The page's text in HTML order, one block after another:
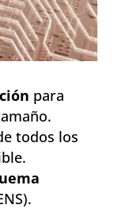
para
todos los